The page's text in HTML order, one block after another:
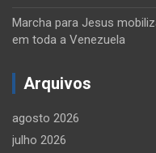
Marcha para Jesus
em toda a Venezuela
Arquivos
agosto 2026
julho 2026